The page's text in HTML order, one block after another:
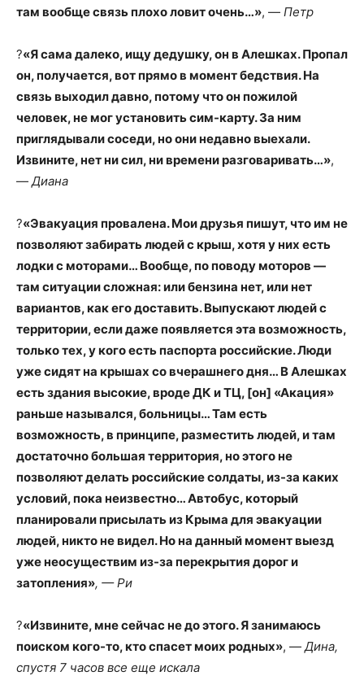
там вообще связь плохо ловит очень…», — Петр
?«Я сама далеко, ищу дедушку, он в Алешках. Пропал
он, получается, вот прямо в момент бедствия. На
связь выходил давно, потому что он пожилой
человек, не мог установить сим-карту. За ним
приглядывали соседи, но они недавно выехали.
Извините, нет ни сил, ни времени разговаривать…»,
—Диана
?«Эвакуация провалена. Мои друзья пишут, что им не
позволяют забирать людей с крыш, хотя у них есть
лодки с моторами… Вообще, по поводу моторов —
там ситуации сложная: или бензина нет, или нет
вариантов, как его доставить. Выпускают людей с
территории, если даже появляется эта возможность,
только тех, у кого есть паспорта российские. Люди
уже сидят на крышах со вчерашнего дня… В Алешках
есть здания высокие, вроде ДК и ТЦ, [он] «Акация»
раньше назывался, больницы… Там есть
возможность, в принципе, разместить людей, и там
достаточно большая территория, но этого не
позволяют делать российские солдаты, из-за каких
условий, пока неизвестно… Автобус, который
планировали присылать из Крыма для эвакуации
людей, никто не видел. Но на данный момент выезд
уже неосуществим из-за перекрытия дорог и
затопления», — Ри
?«Извините, мне сейчас не до этого. Я занимаюсь
поиском кого-то, кто спасет моих родных», —Дина,
спустя 7 часов все еще искала